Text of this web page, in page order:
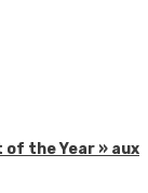
of the Year » aux